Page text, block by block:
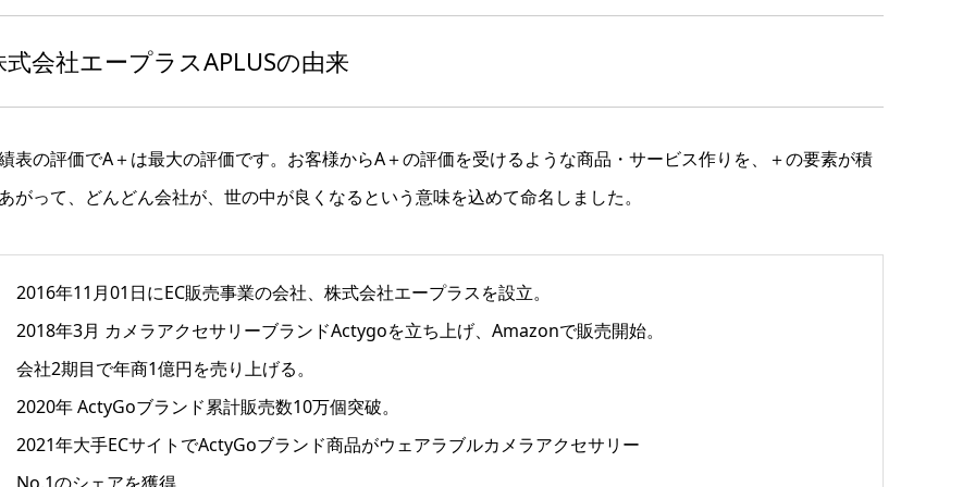
式会社エープラスAPLUSの由来
表の評価でA＋は最大の評価です。お客様からA＋の評価を受けるような商品・サービス作りを、＋の要素が積
がって、どんどん会社が、世の中が良くなるという意味を込めて命名しました。
2016年11月01日にEC販売事業の会社、株式会社エープラスを設立。
2018年3月 カメラアクセサリーブランドActygoを立ち上げ、Amazonで販売開始。
会社2期目で年商1億円を売り上げる。
2020年 ActyGoブランド累計販売数10万個突破。
2021年大手ECサイトでActyGoブランド商品がウェアラブルカメラアクセサリー